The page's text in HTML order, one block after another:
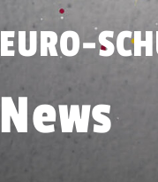
EURO-
News